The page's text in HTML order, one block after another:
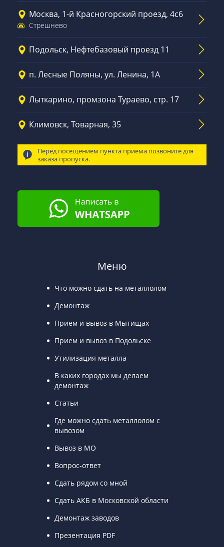
Москва, 1-й Красногорский проезд, 4с6
Стрешнево
Подольск, Нефтебазовый проезд 11
п. Лесные Поляны, ул. Ленина, 1А
Лыткарино, промзона Тураево, стр. 17
Климовск, Товарная, 35
Перед посещением пункта приема позвоните для
заказа пропуска.
Меню
Что можно сдать на металлолом
Демонтаж
Прием и вывоз в Мытищах
Прием и вывоз в Подольске
Утилизация металла
В каких городах мы делаем
демонтаж
Статьи
Где можно сдать металлолом с
вывозом
Вывоз в МО
Вопрос-ответ
Сдать рядом со мной
Сдать АКБ в Московской области
Демонтаж заводов
Презентация PDF